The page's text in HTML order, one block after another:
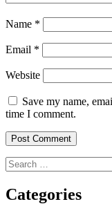
Name *
Email *
Website
Save my name,
time I comment.
Search
for:
Categories